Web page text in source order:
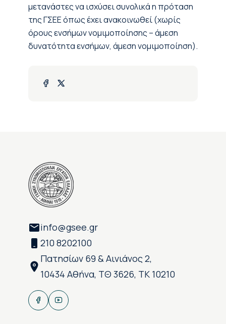
μετανάστες να ισχύσει συνολικά η πρόταση
της ΓΣΕΕ όπως έχει ανακοινωθεί (χωρίς
όρους ενσήμων νομιμοποίησης – άμεση
δυνατότητα ενσήμων, άμεση νομιμοποίηση).
info@gsee.gr
210 8202100
Πατησίων 69 & Αινιάνος 2,
10434 Αθήνα, ΤΘ 3626, ΤΚ 10210